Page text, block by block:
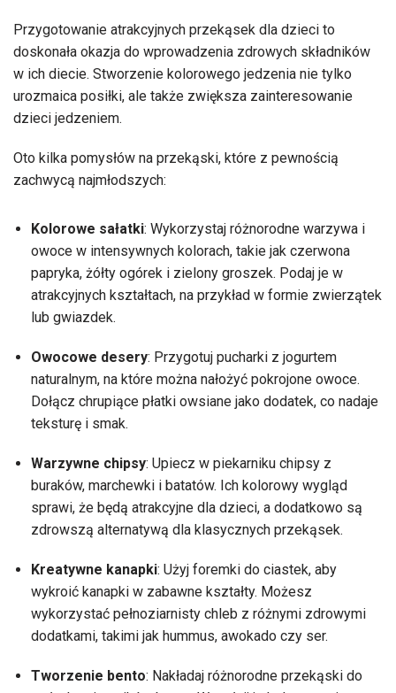
Przygotowanie atrakcyjnych przekąsek dla dzieci to
doskonała okazja do wprowadzenia zdrowych składników
w ich diecie. Stworzenie kolorowego jedzenia nie tylko
urozmaica posiłki, ale także zwiększa zainteresowanie
dzieci jedzeniem.
Oto kilka pomysłów na przekąski, które z pewnością
zachwycą najmłodszych:
Kolorowe sałatki: Wykorzystaj różnorodne warzywa i
owoce w intensywnych kolorach, takie jak czerwona
papryka, żółty ogórek i zielony groszek. Podaj je w
atrakcyjnych kształtach, na przykład w formie zwierzątek
lub gwiazdek.
Owocowe desery: Przygotuj pucharki z jogurtem
naturalnym, na które można nałożyć pokrojone owoce.
Dołącz chrupiące płatki owsiane jako dodatek, co nadaje
teksturę i smak.
Warzywne chipsy: Upiecz w piekarniku chipsy z
buraków, marchewki i batatów. Ich kolorowy wygląd
sprawi, że będą atrakcyjne dla dzieci, a dodatkowo są
zdrowszą alternatywą dla klasycznych przekąsek.
Kreatywne kanapki: Użyj foremki do ciastek, aby
wykroić kanapki w zabawne kształty. Możesz
wykorzystać pełnoziarnisty chleb z różnymi zdrowymi
dodatkami, takimi jak hummus, awokado czy ser.
Tworzenie bento: Nakładaj różnorodne przekąski do